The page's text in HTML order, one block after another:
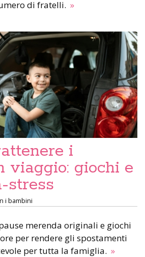
di fratelli. »
i
viaggio: giochi e
stress
i bambini
merenda originali e giochi
per rendere gli spostamenti
per tutta la famiglia. »